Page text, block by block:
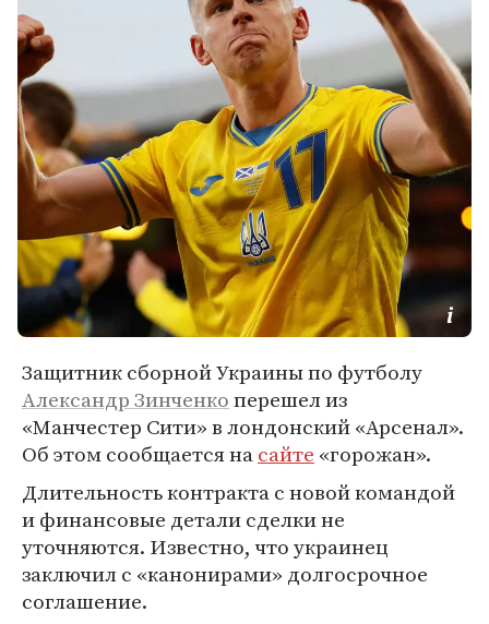
Защитник сборной Украины по футболу
Александр Зинченкоперешел из
«Манчестер Сити» в лондонский «Арсенал».
Об этом сообщается насайте «горожан».
Длительность контракта с новой командой
и финансовые детали сделки не
уточняются. Известно, что украинец
заключил с «канонирами» долгосрочное
соглашение.